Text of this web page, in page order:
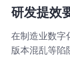
研发提效
在制造业数字
版本混乱等陷